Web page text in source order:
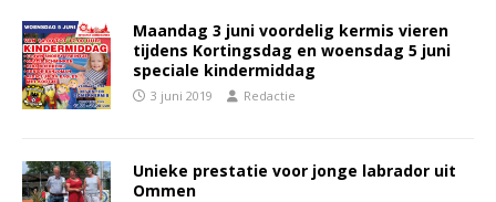
Maandag 3 juni voordelig kermis vieren
tijdens Kortingsdag en woensdag 5 juni
speciale kindermiddag
3 juni 2019 Redactie
Unieke prestatie voor jonge labrador uit
Ommen